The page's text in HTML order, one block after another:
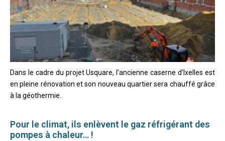
Dans le cadre du projet Usquare, l’ancienne caserne d’Ixelles est
en pleine rénovation et son nouveau quartier sera chauffé grâce
à la géothermie.
Pour le climat, ils enlèvent le gaz réfrigérant des
pompes à chaleur… !